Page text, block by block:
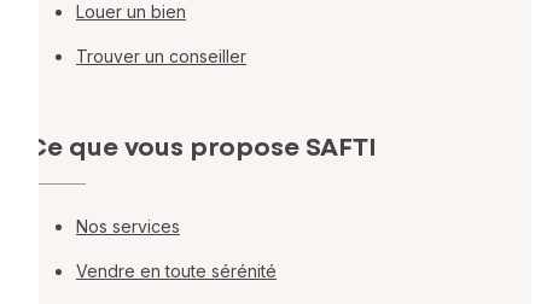
Louer un bien
Trouver un conseiller
Ce que vous propose SAFTI
Nos services
Vendre en toute sérénité